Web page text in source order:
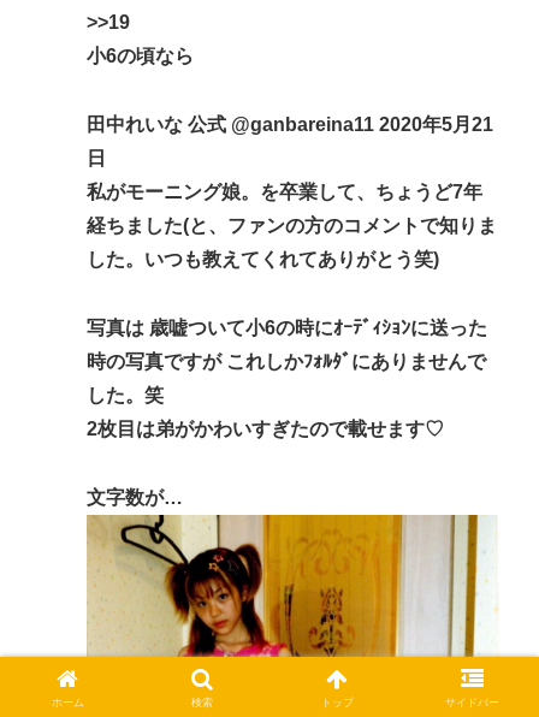
>>19
小6の頃なら
田中れいな 公式 @ganbareina11 2020年5月21
日
私がモーニング娘。を卒業して、ちょうど7年
経ちました(と、ファンの方のコメントで知りま
した。いつも教えてくれてありがとう笑)
写真は 歳嘘ついて小6の時にｵｰﾃﾞｨｼｮﾝに送った
時の写真ですが これしかﾌｫﾙﾀﾞにありませんで
した。笑
2枚目は弟がかわいすぎたので載せます♡
文字数が…
ホーム 検索 トップ サイドバー